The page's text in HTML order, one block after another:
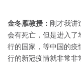
金冬雁教授： 刚才我讲
会有死亡，但是进入了
行的国家，等中国的疫
行的新冠疫情就非常非